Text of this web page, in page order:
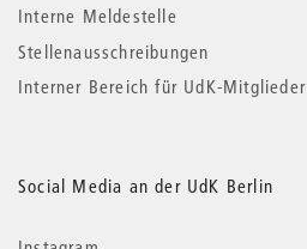
Interne Meldestelle
Stellenausschreibungen
Interner Bereich für UdK-Mitglieder
Social Media an der UdK Berlin